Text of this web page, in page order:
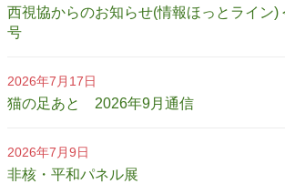
西視協からのお知らせ(情報ほっとライン)
号
2026年7月17日
猫の足あと 2026年9月通信
2026年7月9日
非核・平和パネル展